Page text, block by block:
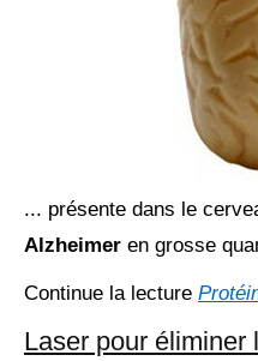
... présente dans le
Alzheimer en grosse
Continue la lecture
Laser pour éliminer